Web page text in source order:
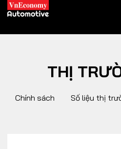
THỊ
Chính sách Số liệu thị